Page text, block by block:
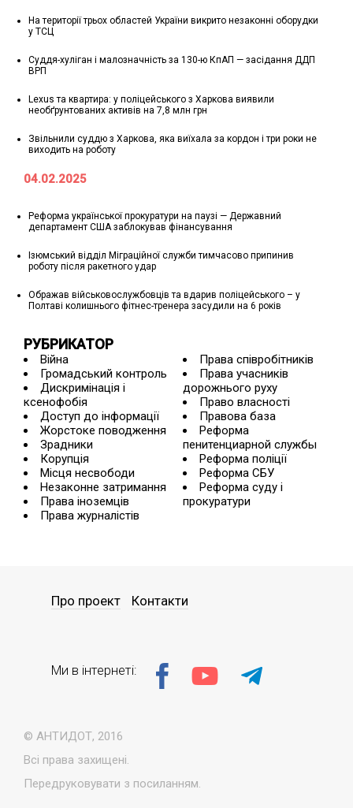
На території трьох областей України викрито незаконні оборудки
у ТСЦ
Суддя-хуліган і малозначність за 130-ю КпАП — засідання ДДП
ВРП
Lexus та квартира: у поліцейського з Харкова виявили
необґрунтованих активів на 7,8 млн грн
Звільнили суддю з Харкова, яка виїхала за кордон і три роки не
виходить на роботу
04.02.2025
Реформа української прокуратури на паузі — Державний
департамент США заблокував фінансування
Ізюмський відділ Міграційної служби тимчасово припинив
роботу після ракетного удар
Ображав військовослужбовців та вдарив поліцейського – у
Полтаві колишнього фітнес-тренера засудили на 6 років
РУБРИКАТОР
Війна
Громадський контроль
Дискримінація і
ксенофобія
Доступ до інформації
Жорстоке поводження
Зрадники
Корупція
Місця несвободи
Незаконне затримання
Права іноземців
Права журналістів
Права співробітників
Права учасників
дорожнього руху
Право власності
Правова база
Реформа
пенитенциарной службы
Реформа поліції
Реформа СБУ
Реформа суду і
прокуратури
© АНТИДОТ, 2016
Всі права захищені.
Передруковувати з посиланням.
Про проект Контакти
Ми в інтернеті: